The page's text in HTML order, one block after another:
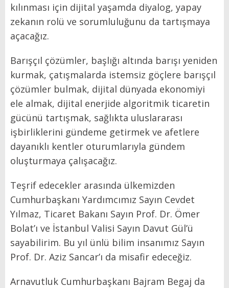
kılınması için dijital yaşamda diyalog, yapay
zekanın rolü ve sorumluluğunu da tartışmaya
açacağız.
Barışçıl çözümler, başlığı altında barışı yeniden
kurmak, çatışmalarda istemsiz göçlere barışçıl
çözümler bulmak, dijital dünyada ekonomiyi
ele almak, dijital enerjide algoritmik ticaretin
gücünü tartışmak, sağlıkta uluslararası
işbirliklerini gündeme getirmek ve afetlere
dayanıklı kentler oturumlarıyla gündem
oluşturmaya çalışacağız.
Teşrif edecekler arasında ülkemizden
Cumhurbaşkanı Yardımcımız Sayın Cevdet
Yılmaz, Ticaret Bakanı Sayın Prof. Dr. Ömer
Bolat’ı ve İstanbul Valisi Sayın Davut Gül’ü
sayabilirim. Bu yıl ünlü bilim insanımız Sayın
Prof. Dr. Aziz Sancar’ı da misafir edeceğiz.
Arnavutluk Cumhurbaşkanı Bajram Begaj da